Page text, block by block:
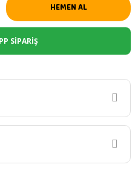
HEMEN AL
SİPARİŞ
Kalın Peluş Battaniye